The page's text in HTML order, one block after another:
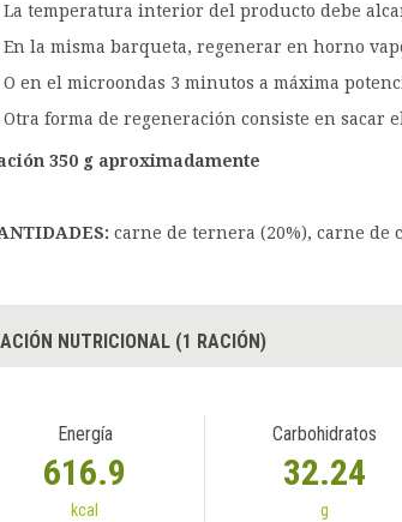
La temperatura interior del producto debe
En la misma barqueta, regenerar en horno
O en el microondas 3 minutos a máxima
Otra forma de regeneración consiste en sacar
350 g aproximadamente
carne de ternera (20%), carne de
NUTRICIONAL (1 RACIÓN)
Energía
616.9
kcal
Carbohidratos
32.24
g